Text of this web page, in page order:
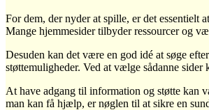
For dem, der nyder at spille, er det essentielt
Mange hjemmesider tilbyder ressourcer og
Desuden kan det være en god idé at søge
støttemuligheder. Ved at vælge sådanne
At have adgang til information og støtte kan
man kan få hjælp, er nøglen til at sikre en